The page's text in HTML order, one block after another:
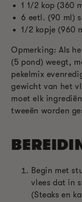
1 1/2 kop (360
6 eetl. (90 ml)
1/2 kopje (960
Opmerking: Als
(5 pond) weegt,
pekelmix
gewicht van het
moet elk
tweeën worden
Begin met
vlees dat in
(Steaks en